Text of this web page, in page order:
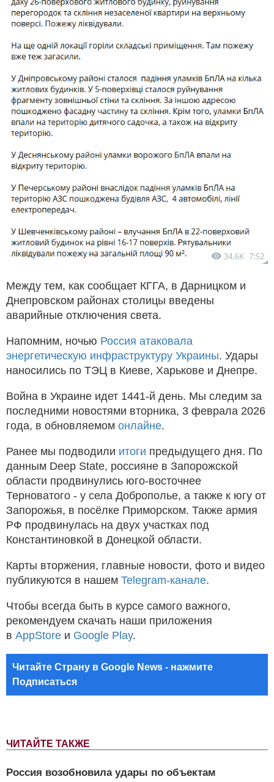
ЧИТАЙТЕ ТАКЖЕ
Россия возобновила удары по объектам
Между тем, как сообщает КГГА, в Дарницком и
Днепровском районах столицы введены
аварийные отключения света.
Напомним, ночью Россия атаковала
энергетическую инфраструктуру Украины. Удары
наносились по ТЭЦ в Киеве, Харькове и Днепре.
Война в Украине идет 1441-й день. Мы следим за
последними новостями вторника, 3 феврала 2026
года, в обновляемом онлайне.
Ранее мы подводили итоги предыдущего дня. По
данным Deep State, россияне в Запорожской
области продвинулись юго-восточнее
Терноватого - у села Доброполье, а также к югу от
Запорожья, в посёлке Приморском. Также армия
РФ продвинулась на двух участках под
Константиновкой в Донецкой области.
Карты вторжения, главные новости, фото и видео
публикуются в нашем Telegram-канале.
Чтобы всегда быть в курсе самого важного,
рекомендуем скачать наши приложения
в AppStore и Google Play.
Читайте Страну в Google News - нажмите
Подписаться